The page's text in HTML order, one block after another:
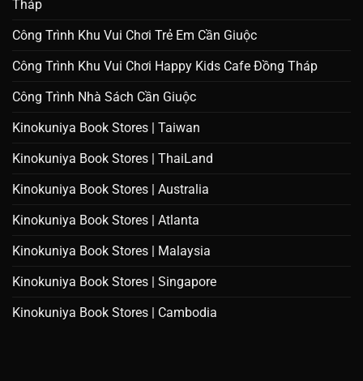
Tháp
Công Trình Khu Vui Chơi Trẻ Em Cần Giuộc
Công Trình Khu Vui Chơi Happy Kids Cafe Đồng Tháp
Công Trình Nhà Sách Cần Giuộc
Kinokuniya Book Stores | Taiwan
Kinokuniya Book Stores | ThaiLand
Kinokuniya Book Stores | Australia
Kinokuniya Book Stores | Atlanta
Kinokuniya Book Stores | Malaysia
Kinokuniya Book Stores | Singapore
Kinokuniya Book Stores | Cambodia